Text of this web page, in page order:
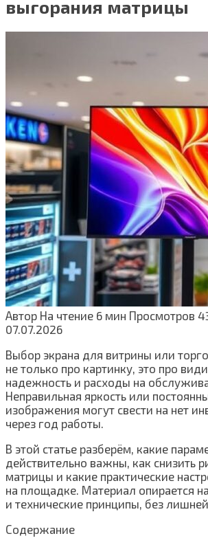
выгорания матрицы
Автор На чтение 6 мин Просмотров
07.07.2026
Выбор экрана для витрины или
не только про картинку, это про
надежность и расходы на
Неправильная яркость или
изображения могут свести на нет
через год работы.
В этой статье разберём, какие
действительно важны, как снизить
матрицы и какие практические
на площадке. Материал опирается
и технические принципы, без
Содержание